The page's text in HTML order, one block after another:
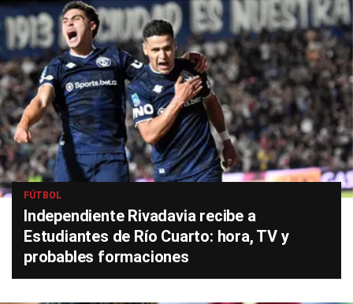
FÚTBOL
Independiente Rivadavia recibe a
Estudiantes de Río Cuarto: hora, TV y
probables formaciones